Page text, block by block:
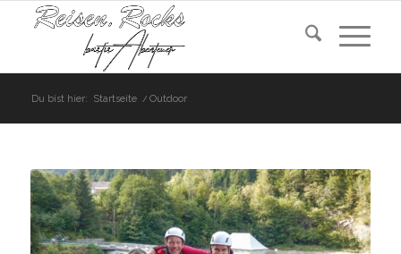
Du bist hier: Startseite / Outdoor